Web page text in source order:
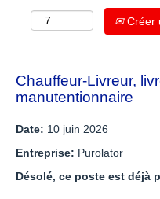
Créer
Chauffeur-Livreur,
manutentionnaire
Date: 10 juin 2026
Entreprise: Purolator
Désolé, ce poste est déjà